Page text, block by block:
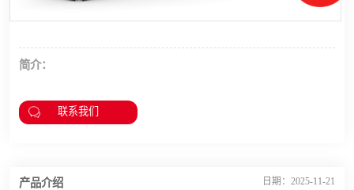
简介：
联系我们
产品介绍 日期：2025-11-21